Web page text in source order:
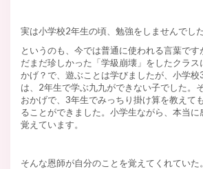
実は小学校2年生の頃、勉強をしませんでした
というのも、今では普通に使われる言葉です
だまだ珍しかった「学級崩壊」をしたクラス
かげ？で、遊ぶことは学びましたが、小学
は、2年生で学ぶ九九ができない子でした。
おかげで、3年生でみっちり掛け算を教えて
ることができました。小学生ながら、本当に
覚えています。
そんな恩師が自分のことを覚えてくれていた